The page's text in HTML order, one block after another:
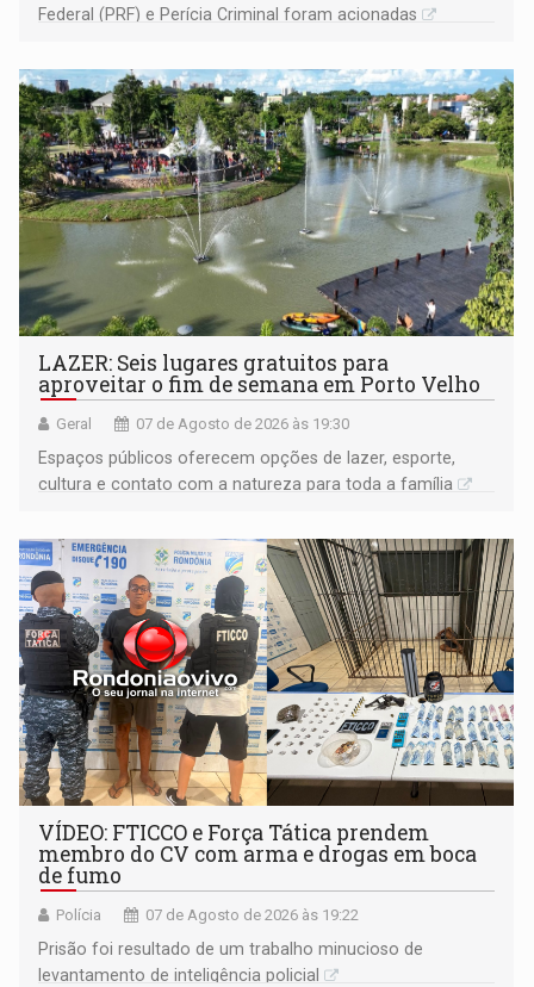
Federal (PRF) e Perícia Criminal foram acionadas
LAZER: Seis lugares gratuitos para
aproveitar o fim de semana em Porto Velho
Geral 07 de Agosto de 2026 às 19:30
Espaços públicos oferecem opções de lazer, esporte,
cultura e contato com a natureza para toda a família
VÍDEO: FTICCO e Força Tática prendem
membro do CV com arma e drogas em boca
de fumo
Polícia 07 de Agosto de 2026 às 19:22
Prisão foi resultado de um trabalho minucioso de
levantamento de inteligência policial